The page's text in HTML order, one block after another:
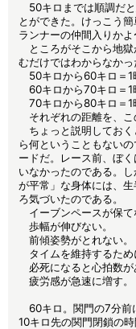
50キロまでは順調だ
とができた。けっこう
ランナーの仲間入りか
ところがそこから地獄
むだけではわからなかっ
50キロから60キロ＝1
60キロから70キロ＝1
70キロから80キロ＝1
それぞれの距離を、こ
ちょっと説明しておく
ら何ということもない
ードだ。レース前、ぼ
いなかったのである。
が平常」な身体には、
ろ気づいたのである。
イーブンペースが保て
歩幅が伸びない。
前傾姿勢がとれない。
タイムを維持するため
必死になると心拍数が
疲労感が急速に増す。
60キロ。関門の7分前
10キロ先の関門閉鎖の時